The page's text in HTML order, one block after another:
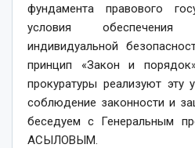
фундамента правового
условия
индивидуальной
принцип «Закон и
прокуратуры реализуют эту
соблюдение законности и
беседуем с Генеральным
АСЫЛОВЫМ.